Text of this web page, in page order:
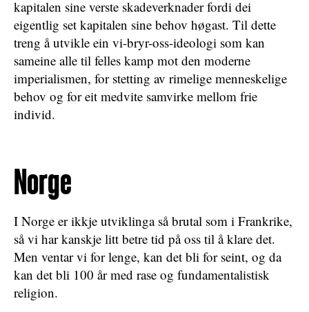
kapitalen sine verste skadeverknader fordi dei
eigentlig set kapitalen sine behov høgast. Til dette
treng å utvikle ein vi-bryr-oss-ideologi som kan
sameine alle til felles kamp mot den moderne
imperialismen, for stetting av rimelige menneskelige
behov og for eit medvite samvirke mellom frie
individ.
Norge
I Norge er ikkje utviklinga så brutal som i Frankrike,
så vi har kanskje litt betre tid på oss til å klare det.
Men ventar vi for lenge, kan det bli for seint, og da
kan det bli 100 år med rase og fundamentalistisk
religion.